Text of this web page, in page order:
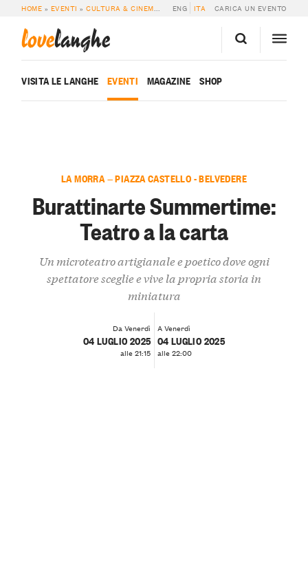
HOME » EVENTI »CULTURA & CINEMA » BURATTINARTE SUMMERTIME:
ENG ITA CARICA UN EVENTO
lovelanghe
VISITA LE LANGHE EVENTI MAGAZINE SHOP
LA MORRA — PIAZZA CASTELLO - BELVEDERE
Burattinarte Summertime:
Teatro a la carta
Un microteatro artigianale e poetico dove ogni
spettatore sceglie e vive la propria storia in
miniatura
Da Venerdì
04 LUGLIO 2025
alle 21:15
A Venerdì
04 LUGLIO 2025
alle 22:00